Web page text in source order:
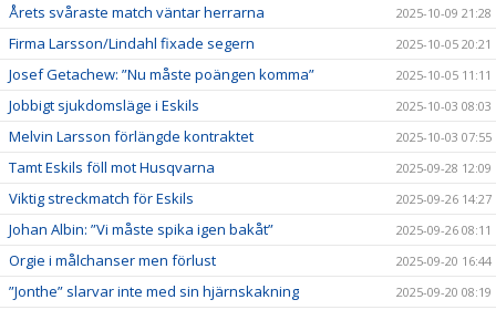
Årets svåraste match väntar herrarna 2025-10-09 21:28
Firma Larsson/Lindahl fixade segern 2025-10-05 20:21
Josef Getachew: ”Nu måste poängen komma” 2025-10-05 11:11
Jobbigt sjukdomsläge i Eskils 2025-10-03 08:03
Melvin Larsson förlängde kontraktet 2025-10-03 07:55
Tamt Eskils föll mot Husqvarna 2025-09-28 12:09
Viktig streckmatch för Eskils 2025-09-26 14:27
Johan Albin: ”Vi måste spika igen bakåt” 2025-09-26 08:11
Orgie i målchanser men förlust 2025-09-20 16:44
”Jonthe” slarvar inte med sin hjärnskakning 2025-09-20 08:19